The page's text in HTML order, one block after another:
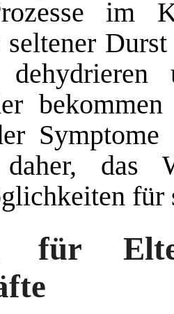
im
seltener
das
für
für